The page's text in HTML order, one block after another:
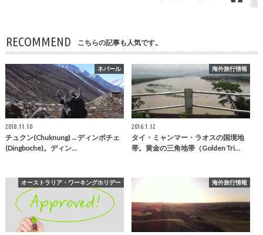
RECOMMEND こちらの記事も人気です。
ネパール
2018.11.10
チュクン(Chuknung)→ディンボチェ
(Dingboche)。ディン…
海外旅行情報
2016.1.12
タイ・ミャンマー・ラオスの国境地
帯。黄金の三角地帯（Golden Tri…
オーストラリア・ワーキングホリデー 海外旅行情報